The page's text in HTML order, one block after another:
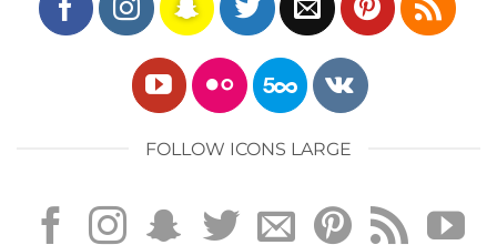
FOLLOW ICONS LARGE